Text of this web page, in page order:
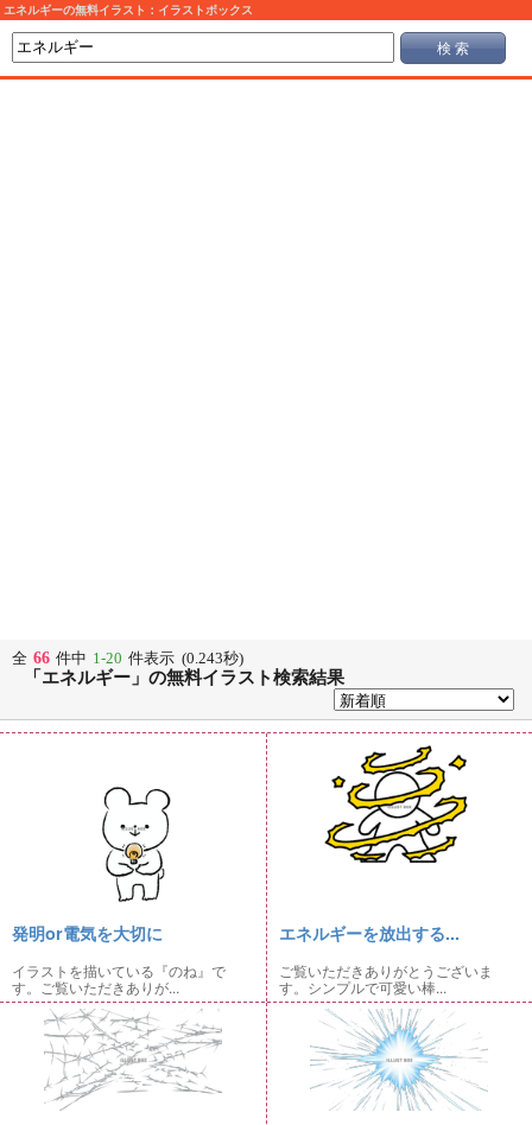
エネルギーの無料イラスト：イラストボックス
検 索
全 66 件中 1-20 件表示 (0.243秒)
「エネルギー」の無料イラスト検索結果
発明or電気を大切に
イラストを描いている『のね』で
す。ご覧いただきありが...
エネルギーを放出する...
ご覧いただきありがとうございま
す。シンプルで可愛い棒...